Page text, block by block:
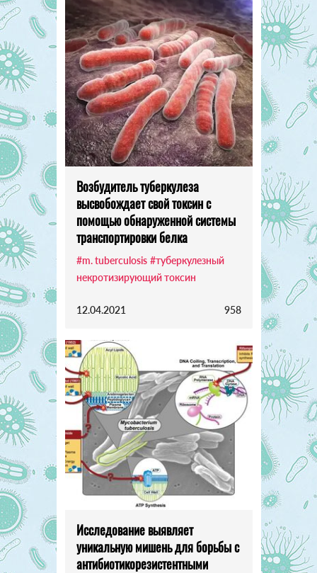
Возбудитель туберкулеза
высвобождает свой токсин с
помощью обнаруженной системы
транспортировки белка
#m. tuberculosis #туберкулезный
некротизирующий токсин
12.04.2021 958
Исследование выявляет
уникальную мишень для борьбы с
антибиотикорезистентными